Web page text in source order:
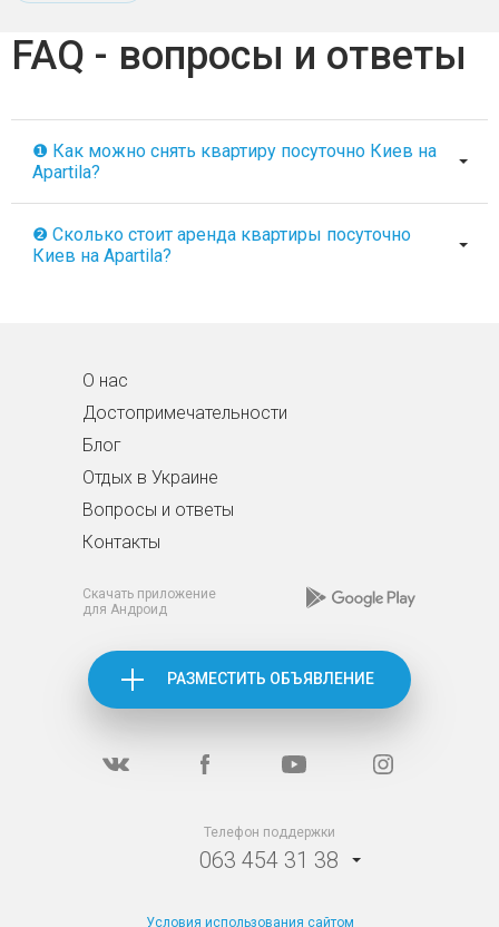
FAQ - вопросы и ответы
❶ Как можно снять квартиру посуточно Киев на
Apartila?
❷ Сколько стоит аренда квартиры посуточно
Киев на Apartila?
О нас
Достопримечательности
Блог
Отдых в Украине
Вопросы и ответы
Контакты
Скачать приложение
для Андроид
РАЗМЕСТИТЬ ОБЪЯВЛЕНИЕ
Телефон поддержки
063 454 31 38
Условия использования сайтом